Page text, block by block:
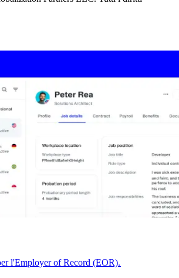
l'Employer of Record (EOR).​​